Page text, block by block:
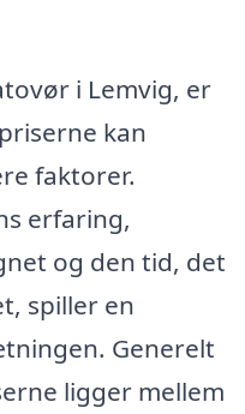
i Lemvig, er
kan
faktorer.
erfaring,
og den tid, det
spiller en
Generelt
ligger mellem